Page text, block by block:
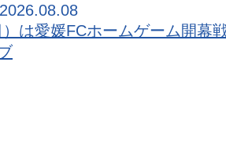
2026.08.08
は愛媛FCホームゲーム開幕